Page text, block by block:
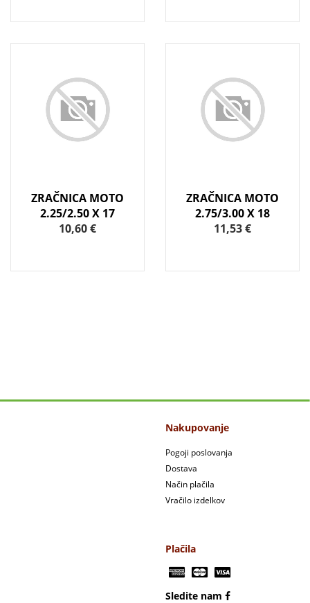
ZRAČNICA MOTO
2.25/2.50 X 17
10,60 €
ZRAČNICA MOTO
2.75/3.00 X 18
11,53 €
Nakupovanje
Pogoji poslovanja
Dostava
Način plačila
Vračilo izdelkov
Plačila
Sledite nam